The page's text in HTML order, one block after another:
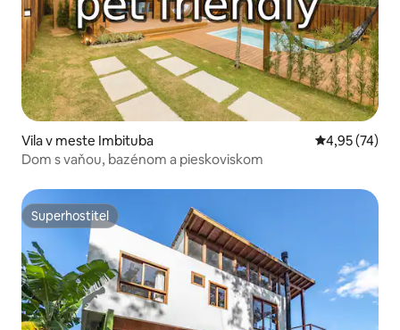
Vila v meste Imbituba Priemerné
4,95 (74)
Dom s vaňou, bazénom a pieskoviskom
Superhostiteľ
Superhostiteľ